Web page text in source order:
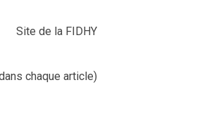
Site de la FIDHY
chaque article)